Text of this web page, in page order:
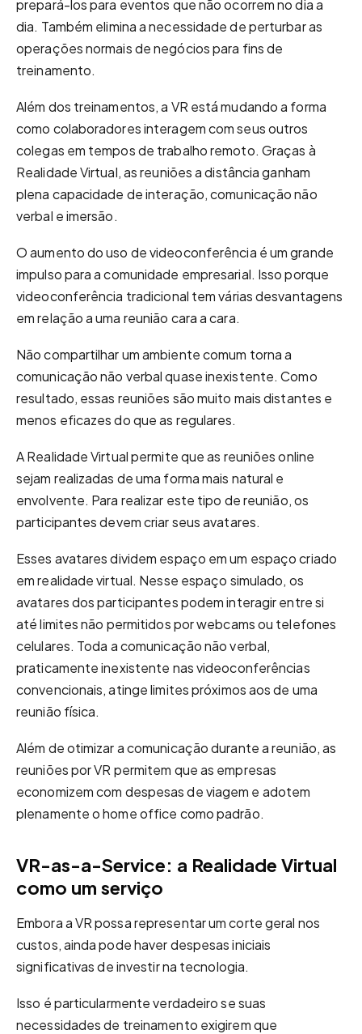
prepará-los para eventos que não ocorrem no dia a
dia. Também elimina a necessidade de perturbar as
operações normais de negócios para fins de
treinamento.
Além dos treinamentos, a VR está mudando a forma
como colaboradores interagem com seus outros
colegas em tempos de trabalho remoto. Graças à
Realidade Virtual, as reuniões a distância ganham
plena capacidade de interação, comunicação não
verbal e imersão.
O aumento do uso de videoconferência é um grande
impulso para a comunidade empresarial. Isso porque
videoconferência tradicional tem várias desvantagens
em relação a uma reunião cara a cara.
Não compartilhar um ambiente comum torna a
comunicação não verbal quase inexistente. Como
resultado, essas reuniões são muito mais distantes e
menos eficazes do que as regulares.
A Realidade Virtual permite que as reuniões online
sejam realizadas de uma forma mais natural e
envolvente. Para realizar este tipo de reunião, os
participantes devem criar seus avatares.
Esses avatares dividem espaço em um espaço criado
em realidade virtual. Nesse espaço simulado, os
avatares dos participantes podem interagir entre si
até limites não permitidos por webcams ou telefones
celulares. Toda a comunicação não verbal,
praticamente inexistente nas videoconferências
convencionais, atinge limites próximos aos de uma
reunião física.
Além de otimizar a comunicação durante a reunião, as
reuniões por VR permitem que as empresas
economizem com despesas de viagem e adotem
plenamente o home office como padrão.
VR-as-a-Service: a Realidade Virtual
como um serviço
Embora a VR possa representar um corte geral nos
custos, ainda pode haver despesas iniciais
significativas de investir na tecnologia.
Isso é particularmente verdadeiro se suas
necessidades de treinamento exigirem que